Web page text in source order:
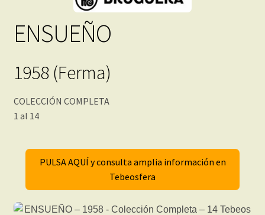
ENSUEÑO
1958 (Ferma)
COLECCIÓN COMPLETA
1 al 14
PULSA AQUÍ y consulta amplia información en
Tebeosfera